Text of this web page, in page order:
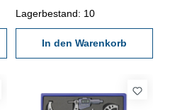
ON/0-, mm/inch-, ABS- und
HOLD-Taste - mit
Datenausgang RB 4 - mit
Ratsche - Ablesung 0,001
Behältnis/Kasten Messbereich
Lagerbestand: 10
In den Warenkorb